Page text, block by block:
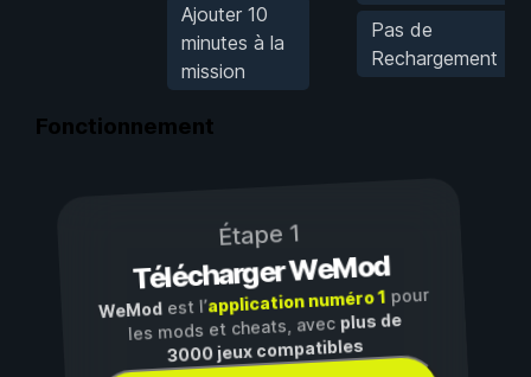
Ajouter 10
minutes à la
mission
Pas de
Rechargement
Fonctionnement
Étape 1
Télécharger WeMod
WeModest l’application numéro 1pour
les mods et cheats, avec plus de
3000 jeux compatibles